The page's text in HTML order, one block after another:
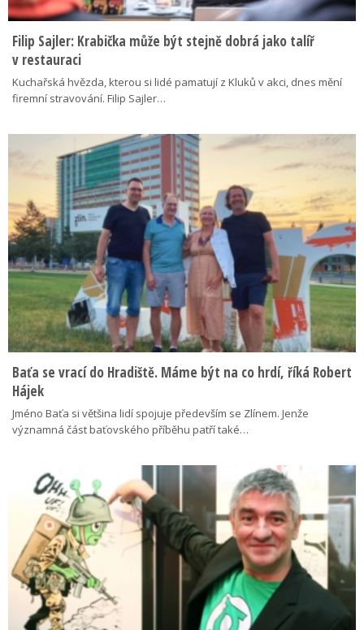
Filip Sajler: Krabička může být stejně dobrá jako talíř
v restauraci
Kuchařská hvězda, kterou si lidé pamatují z Kluků v akci, dnes mění
firemní stravování. Filip Sajler…
Baťa se vrací do Hradiště. Máme být na co hrdí, říká Robert
Hájek
Jméno Baťa si většina lidí spojuje především se Zlínem. Jenže
významná část baťovského příběhu patří také…